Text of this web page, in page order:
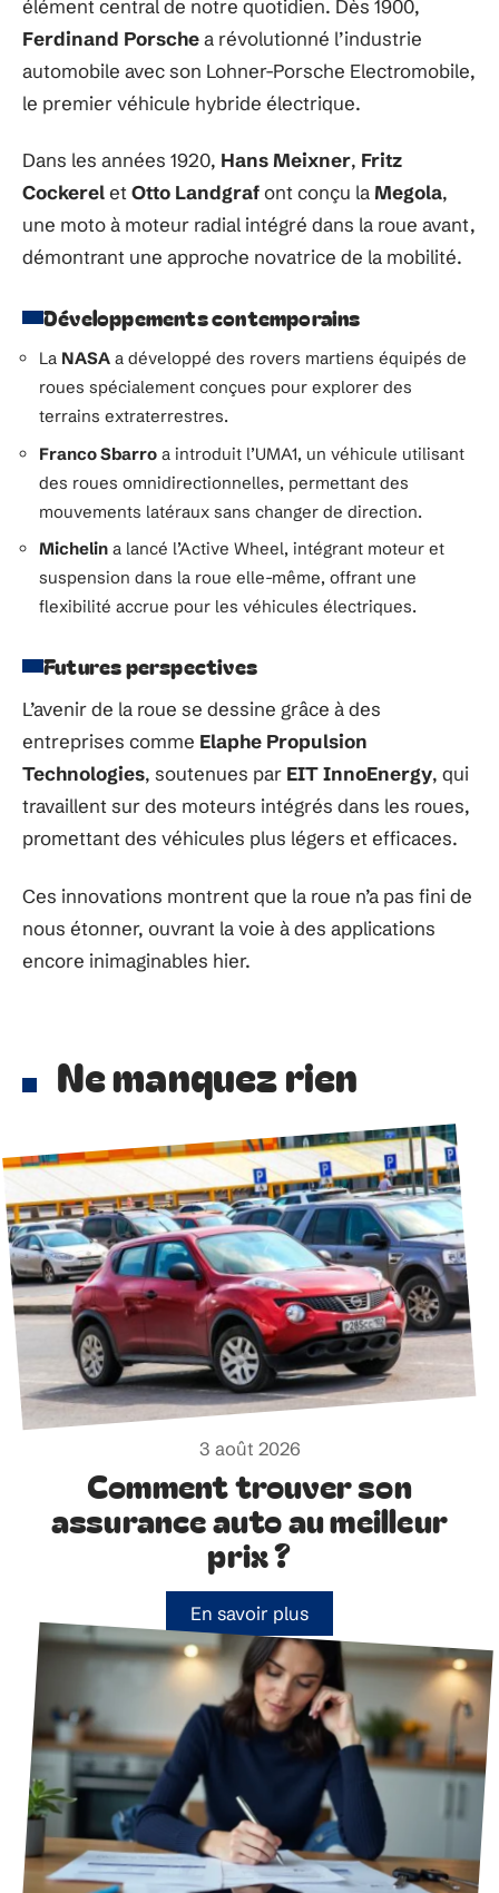
élément central de notre quotidien. Dès 1900,
Ferdinand Porschea révolutionné l’industrie
automobile avec son Lohner-Porsche Electromobile,
le premier véhicule hybride électrique.
Dans les années 1920, Hans Meixner, Fritz
Cockerelet Otto Landgrafont conçu la Megola,
une moto à moteur radial intégré dans la roue avant,
démontrant une approche novatrice de la mobilité.
Développements contemporains
La NASA a développé des rovers martiens équipés de
roues spécialement conçues pour explorer des
terrains extraterrestres.
Franco Sbarro a introduit l’UMA1, un véhicule utilisant
des roues omnidirectionnelles, permettant des
mouvements latéraux sans changer de direction.
Michelin a lancé l’Active Wheel, intégrant moteur et
suspension dans la roue elle-même, offrant une
flexibilité accrue pour les véhicules électriques.
Futures perspectives
L’avenir de la roue se dessine grâce à des
entreprises comme Elaphe Propulsion
Technologies, soutenues par EIT InnoEnergy, qui
travaillent sur des moteurs intégrés dans les roues,
promettant des véhicules plus légers et efficaces.
Ces innovations montrent que la roue n’a pas fini de
nous étonner, ouvrant la voie à des applications
encore inimaginables hier.
Ne manquez rien
3 août 2026
Comment trouver son
assurance auto au meilleur
prix ?
En savoir plus